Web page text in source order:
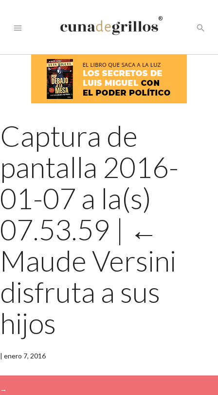
menu
®
search
Captura de
pantalla 2016-
01-07 a la(s)
07.53.59 | ←
Maude Versini
disfruta a sus
hijos
| enero 7, 2016
→